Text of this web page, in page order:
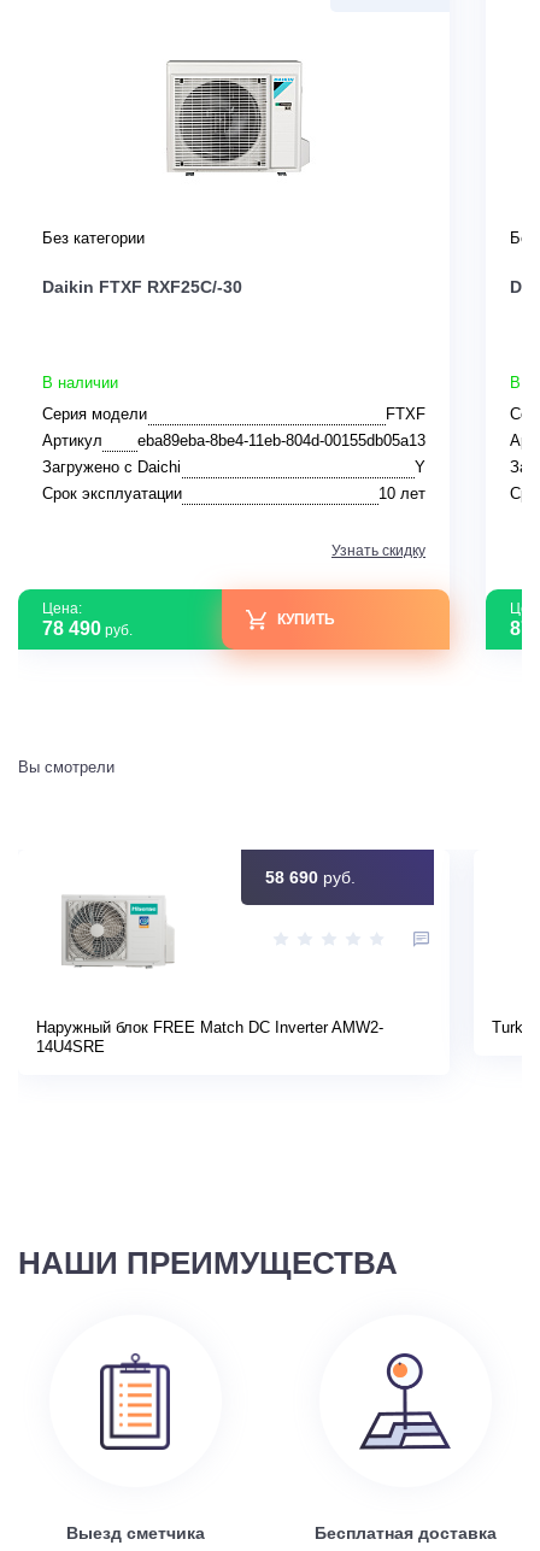
Без категории
Daikin FTXF RXF25C/-30
В наличии
Серия модели
FTXF
Артикул
eba89eba-8be4-11eb-804d-00155db05a13
Загружено с Daichi
Y
Срок эксплуатации
10 лет
Узнать скидку
Цена:
78 490 руб.
КУПИТЬ
Без
В
87
Вы смотрели
58 690 руб.
Наружный блок FREE Match DC Inverter AMW2-
14U4SRE
НАШИ ПРЕИМУЩЕСТВА
Выезд сметчика Бесплатная доставка